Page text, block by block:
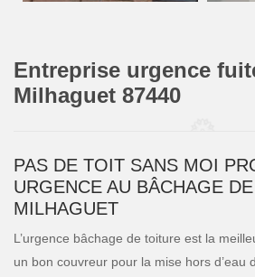
Entreprise urgence
Milhaguet 87440
PAS DE TOIT SANS MOI
URGENCE AU BÂCHAGE
MILHAGUET
L’urgence bâchage de toiture est la
un bon couvreur pour la mise hors d’eau